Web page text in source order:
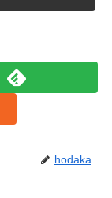
hodaka